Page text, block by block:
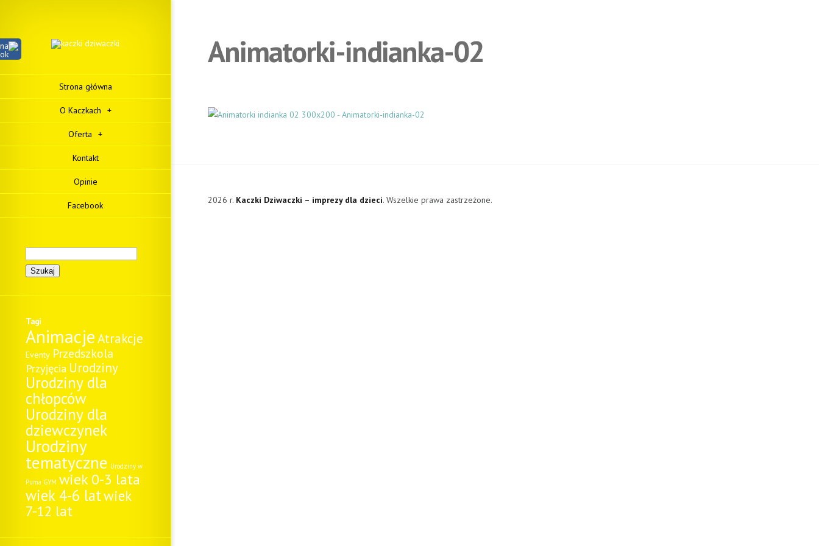
Strona główna
O Kaczkach +
Oferta +
Kontakt
Opinie
Facebook
Szukaj:
Tagi
AnimacjeAtrakcje
Eventy Przedszkola
Przyjęcia Urodziny
Urodziny dla
chłopców
Urodziny dla
dziewczynek
Urodziny
tematyczne Urodziny w
Puma GYM wiek 0-3 lata
wiek 4-6 latwiek
7-12 lat
Animatorki-indianka-02
2026 r. Kaczki Dziwaczki – imprezy dla dzieci. Wszelkie prawa zastrzeżone.